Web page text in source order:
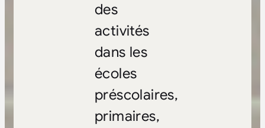
des
activités
dans les
écoles
préscolaires,
primaires,